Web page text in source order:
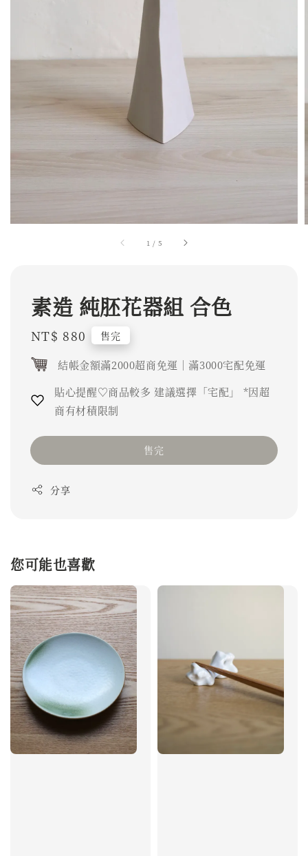
1 / 5
素造 純胚花器組 合色
Regular
price
NT$ 880 售完
結帳金額滿2000超商免運｜滿3000宅配免運
貼心提醒♡商品較多 建議選擇「宅配」 *因超
商有材積限制
售完
分享
您可能也喜歡